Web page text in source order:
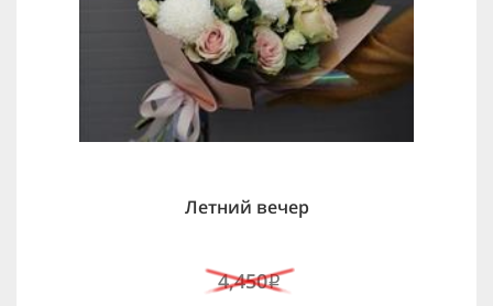
Летний вечер
4,450i